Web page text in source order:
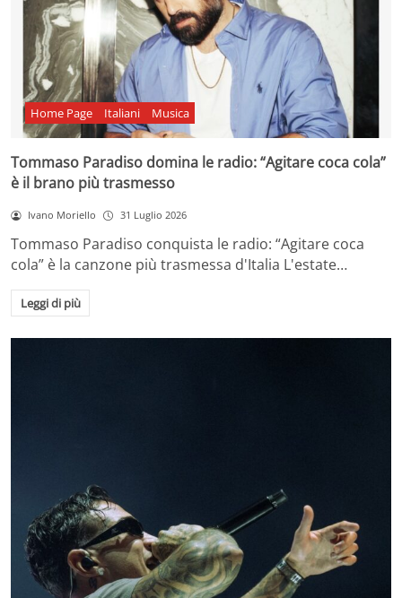
Home Page Italiani Musica
Tommaso Paradiso domina le radio: “Agitare coca cola”
è il brano più trasmesso
Ivano Moriello 31 Luglio 2026
Tommaso Paradiso conquista le radio: “Agitare coca
cola” è la canzone più trasmessa d'Italia L'estate…
Leggi di più